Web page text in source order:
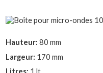
Hauteur: 80 mm
Largeur: 170 mm